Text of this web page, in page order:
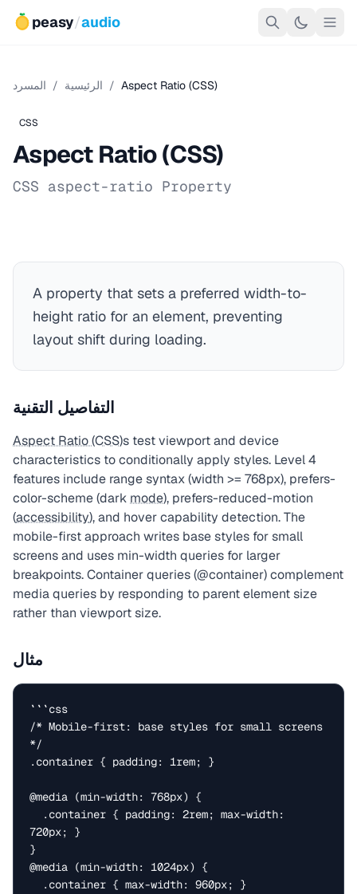
peasy/audio
الرئيسية / المسرد / Aspect Ratio (CSS)
CSS
Aspect Ratio (CSS)
CSS aspect-ratio Property
A property that sets a preferred width-to-
height ratio for an element, preventing
layout shift during loading.
التفاصيل التقنية
Aspect Ratio (CSS)s test viewport and device
characteristics to conditionally apply styles. Level 4
features include range syntax (width >= 768px), prefers-
color-scheme (dark mode), prefers-reduced-motion
(accessibility), and hover capability detection. The
mobile-first approach writes base styles for small
screens and uses min-width queries for larger
breakpoints. Container queries (@container) complement
media queries by responding to parent element size
rather than viewport size.
مثال
```css
/* Mobile-first: base styles for small screens
*/
.container { padding: 1rem; }
@media (min-width: 768px) {
720px; }
}
@media (min-width: 1024px) {